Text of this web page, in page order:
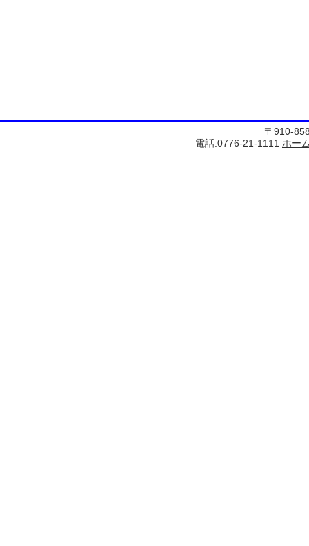
〒910-
電話:0776-21-1111 ホー